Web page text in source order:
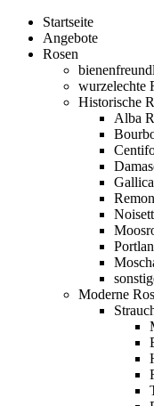
Startseite
Angebote
Rosen
wurzelechte
Historische
Alba
Gallica
Moderne